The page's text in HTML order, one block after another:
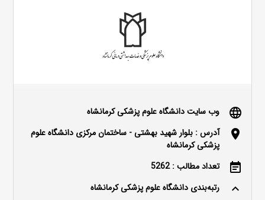
language وب سایت دانشگاه علوم پزشکی کرمانشاه
location_on
آدرس : بلوار شهید بهشتی - ساختمان مرکزی دانشگاه علوم
پزشکی کرمانشاه
event_note تعداد مطالب : 5262
keyboard_arrow_up رتبه‌بندی دانشگاه علوم پزشکی کرمانشاه